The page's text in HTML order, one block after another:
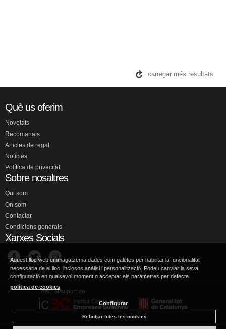
carregar més resultats
Què us oferim
Novetats
Recomanats
Articles de regal
Noticies
Política de privacitat
Sobre nosaltres
Qui som
On som
Contactar
Condicions generals
Xarxes Socials
Aquest lloc web emmagatzema dades com galetes per habilitar la funcionalitat
necessària de el lloc, inclosos anàlisi i personalització. Podeu canviar la seva
configuració en qualsevol moment o acceptar els paràmetres per defecte.
política de cookies
Configurar
Rebutjar totes les cookies